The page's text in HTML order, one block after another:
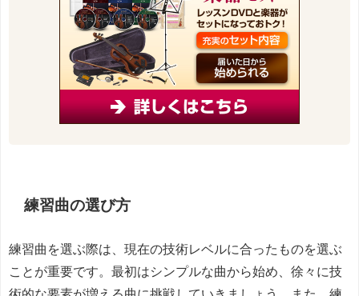
練習曲の選び方
練習曲を選ぶ際は、現在の技術レベルに合ったものを選ぶ
ことが重要です。最初はシンプルな曲から始め、徐々に技